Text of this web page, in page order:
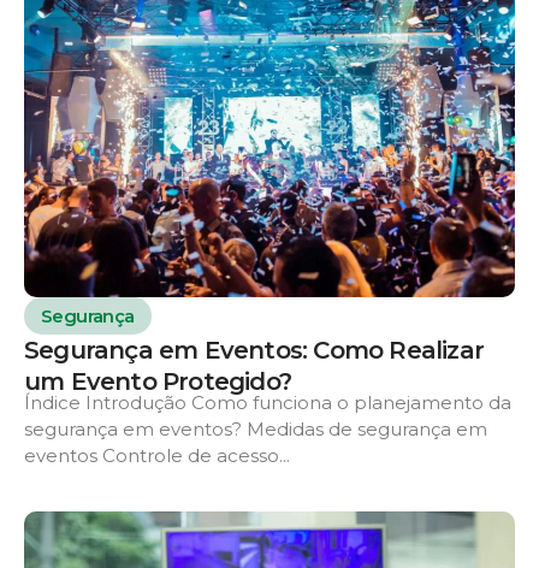
Segurança
Segurança em Eventos: Como Realizar
um Evento Protegido?
Índice Introdução Como funciona o planejamento da
segurança em eventos? Medidas de segurança em
eventos Controle de acesso...